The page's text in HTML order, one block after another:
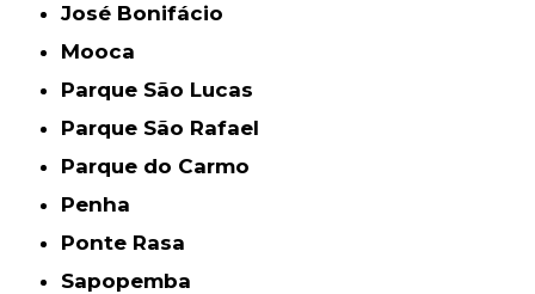
José Bonifácio
Mooca
Parque São Lucas
Parque São Rafael
Parque do Carmo
Penha
Ponte Rasa
Sapopemba